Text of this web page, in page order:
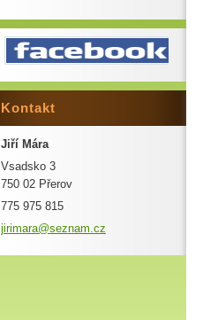
Kontakt
Jiří Mára
Vsadsko 3
750 02 Přerov
775 975 815
jirimara@seznam.cz